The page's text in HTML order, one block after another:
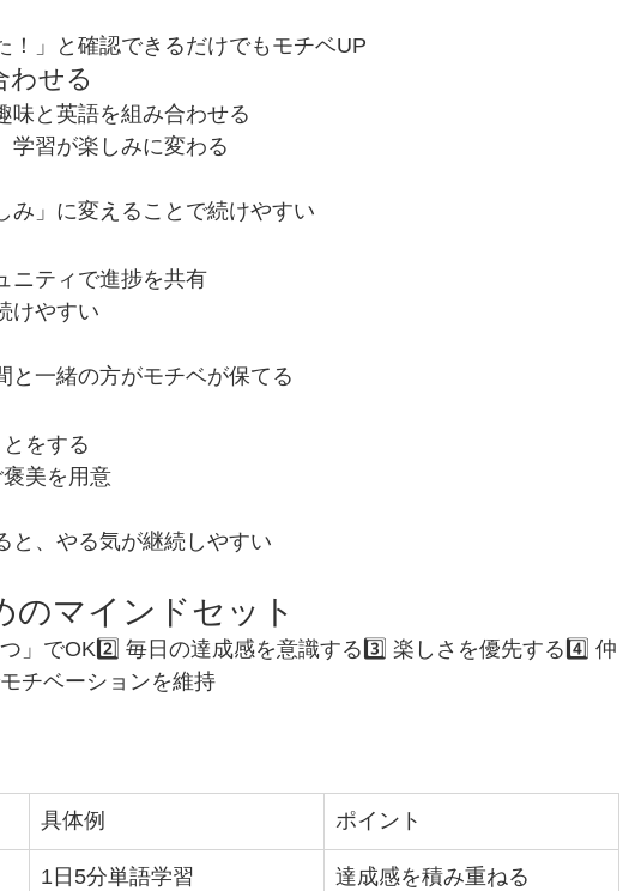
！」と確認できるだけでもモチベUP
せる
味と英語を組み合わせる
学習が楽しみに変わる
み」に変えることで続けやすい
ニティで進捗を共有
けやすい
と一緒の方がモチベが保てる
をする
美を用意
と、やる気が継続しやすい
マインドセット
」でOK2️⃣ 毎日の達成感を意識する3️⃣ 楽しさを優先する4️⃣ 仲
チベーションを維持
具体例 ポイント
1日5分単語学習 達成感を積み重ねる